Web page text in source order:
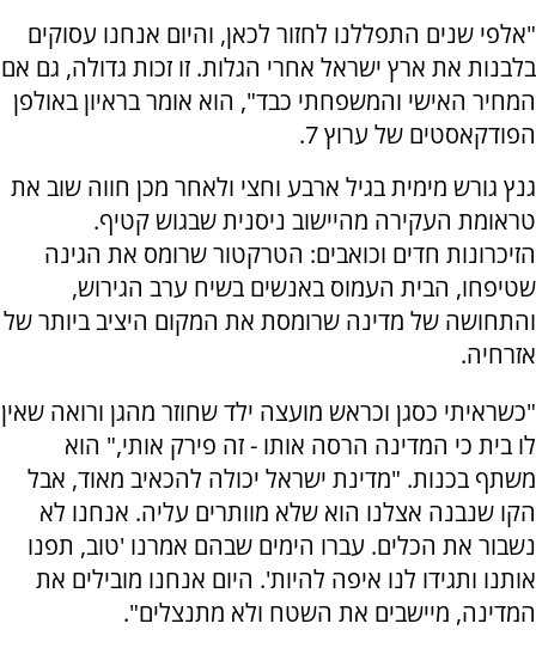
"אלפי שנים התפללנו לחזור לכאן, והיום אנחנו עסוקים
בלבנות את ארץ ישראל אחרי הגלות. זו זכות גדולה, גם אם
המחיר האישי והמשפחתי כבד", הוא אומר בראיון באולפן
הפודקאסטים של ערוץ 7.
גנץ גורש מימית בגיל ארבע וחצי ולאחר מכן חווה שוב את
טראומת העקירה מהיישוב ניסנית שבגוש קטיף.
הזיכרונות חדים וכואבים: הטרקטור שרומס את הגינה
שטיפחו, הבית העמוס באנשים בשיח ערב הגירוש,
והתחושה של מדינה שרומסת את המקום היציב ביותר של
אזרחיה.
"כשראיתי כסגן וכראש מועצה ילד שחוזר מהגן ורואה שאין
לו בית כי המדינה הרסה אותו - זה פירק אותי," הוא
משתף בכנות. "מדינת ישראל יכולה להכאיב מאוד, אבל
הקו שנבנה אצלנו הוא שלא מוותרים עליה. אנחנו לא
נשבור את הכלים. עברו הימים שבהם אמרנו 'טוב, תפנו
אותנו ותגידו לנו איפה להיות'. היום אנחנו מובילים את
המדינה, מיישבים את השטח ולא מתנצלים".